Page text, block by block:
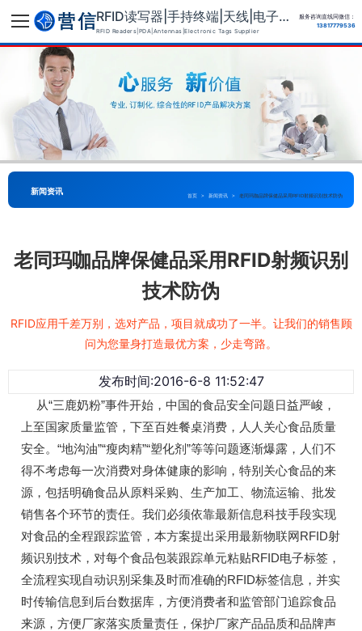
RFID读写器|手持终端|天线|电子标签供应商
RFID Readers|PDA|Antennas|Electronic Tags Supplier
服务咨询直线同微信：
13817779536
新闻资讯 首页 > 新闻资讯 > 老同玛咖品牌保健品采用RFID射频识别技术防伪
老同玛咖品牌保健品采用RFID射频识别
技术防伪
RFID应用千差万别，选对产品，项目就成功了一半。让我们的销售顾
问为您量身打造最优方案，少走弯路。
发布时间:2016-6-8 11:52:47
从“三鹿奶粉”事件开始，中国的食品安全问题日益严峻，
上至国家质量监管，下至百姓餐桌消费，人人关心食品质量
安全。“地沟油”“瘦肉精”“塑化剂”等等问题逐渐爆露，人们不
得不考虑每一次消费对身体健康的影响，特别关心食品的来
源，包括明确食品从原料采购、生产加工、物流运输、批发
销售各个环节的责任。我们必须依靠最新信息科技手段实现
对食品的全程跟踪监管，本方案提出采用最新物联网RFID射
频识别技术，对每个食品包装跟踪单元粘贴RFID电子标签，
全流程实现自动识别采集及时而准确的RFID标签信息，并实
时传输信息到后台数据库，方便消费者和监管部门追踪食品
来源，方便厂家落实质量责任，保护厂家产品品质和品牌声